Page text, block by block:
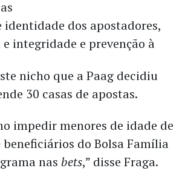
identidade dos apostadores,
integridade e prevenção à
nicho que a Paag decidiu
30 casas de apostas.
impedir menores de idade de
beneficiários do Bolsa Família
nasbets,” disse Fraga.